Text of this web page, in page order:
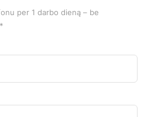
per 1 darbo dieną – be